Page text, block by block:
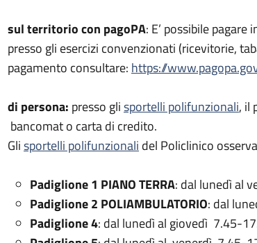
sul territorio con pagoPA: E’ possibile
presso gli esercizi convenzionati (ricevitorie,
pagamento consultare: https://
di persona: presso glisportelli polifunzionali, il
bancomat o carta di credito.
Glisportelli polifunzionali del Policlinico
Padiglione 1 PIANO TERRA: dal lunedì al
Padiglione 2 POLIAMBULATORIO: dal
Padiglione 4: dal lunedì al giovedì 7.45-